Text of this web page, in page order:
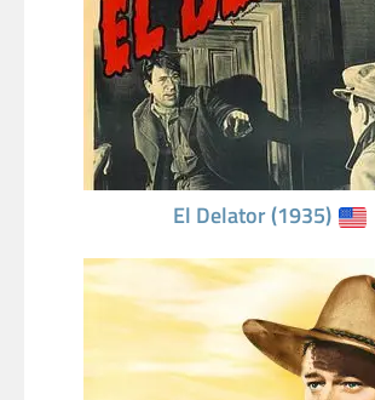
El Delator (1935)